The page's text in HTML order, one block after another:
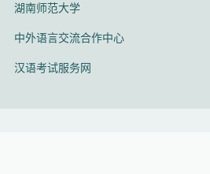
湖南师范大学
中外语言交流合作中心
汉语考试服务网